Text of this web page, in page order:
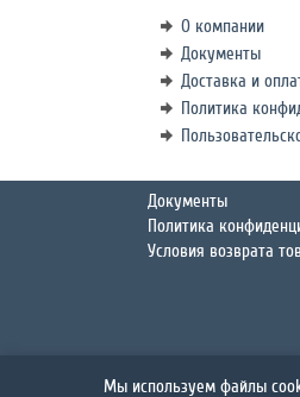
О компании
Документы
Доставка и
Политика
Документы
Политика
Условия возврата
Мы используем файлы